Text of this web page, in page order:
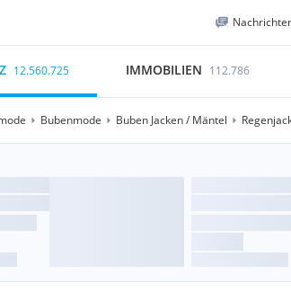
12.560.725 IMMOBILIEN 112.786
Bubenmode Buben Jacken / Mäntel